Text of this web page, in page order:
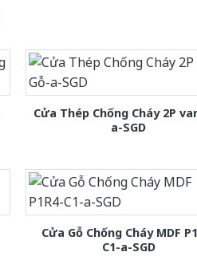
Cửa Thép Chống Cháy 2P
a-SGD
Cửa Gỗ Chống Cháy MDF
C1-a-SGD